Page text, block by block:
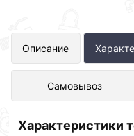
Описание
Самовывоз
Кран шаровой
Бугатти
интернет-
Характеристики